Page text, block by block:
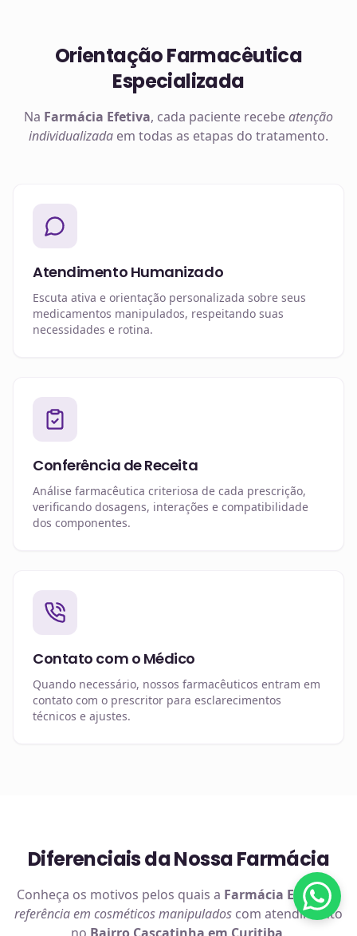
Orientação Farmacêutica
Especializada
Na Farmácia Efetiva, cada paciente recebeatenção
individualizada em todas as etapas do tratamento.
Atendimento Humanizado
Escuta ativa e orientação personalizada sobre seus
medicamentos manipulados, respeitando suas
necessidades e rotina.
Conferência de Receita
Análise farmacêutica criteriosa de cada prescrição,
verificando dosagens, interações e compatibilidade
dos componentes.
Contato com o Médico
Quando necessário, nossos farmacêuticos entram em
contato com o prescritor para esclarecimentos
técnicos e ajustes.
Diferenciais da Nossa Farmácia
Conheça os motivos pelos quais a Farmácia Efetivaé
referência em cosméticos manipulados com atendimento